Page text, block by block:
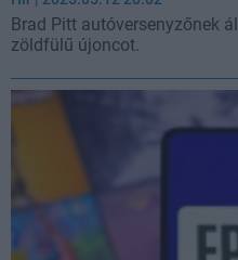
Brad Pitt autóversenyzőnek
zöldfülű újoncot.